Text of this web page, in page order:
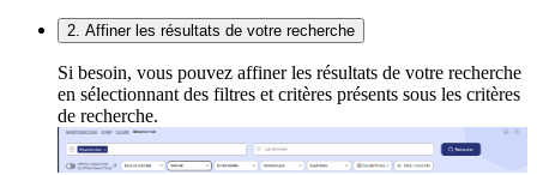
2. Affiner les résultats de votre recherche
Si besoin, vous pouvez affiner les résultats de votre recherche
en sélectionnant des filtres et critères présents sous les critères
de recherche.